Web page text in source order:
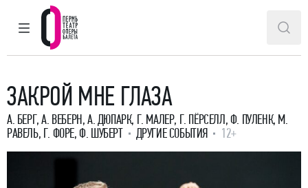
ГЛАВНОЕ МЕНЮ
Пермский театр оперы и балета
ЗАКРОЙ МНЕ ГЛАЗА
А. БЕРГ, А. ВЕБЕРН, А. ДЮПАРК, Г. МАЛЕР, Г. ПЁРСЕЛЛ, Ф. ПУЛЕНК, М.
РАВЕЛЬ, Г. ФОРЕ, Ф. ШУБЕРТ
ДРУГИЕ СОБЫТИЯ 12+